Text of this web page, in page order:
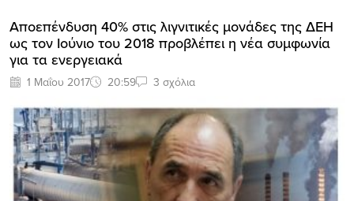
Αποεπένδυση 40% στις λιγνιτικές μονάδες της ΔΕΗ
ως τον Ιούνιο του 2018 προβλέπει η νέα συμφωνία
για τα ενεργειακά
1 Μαΐου 2017 20:59 3 σχόλια